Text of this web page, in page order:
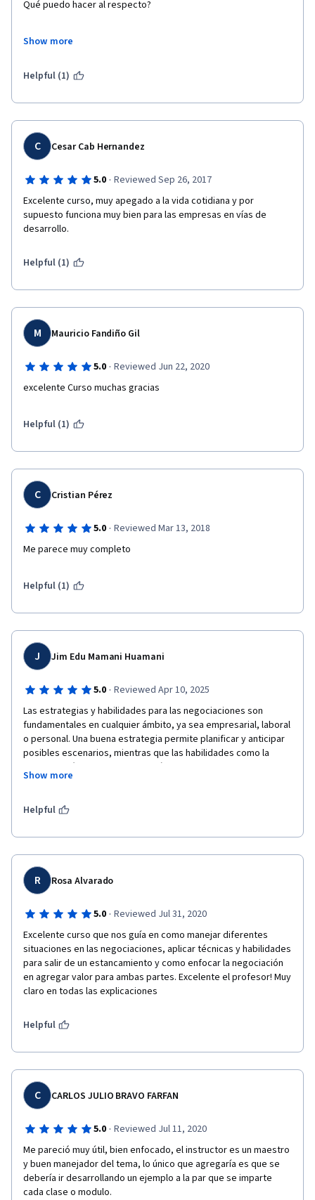
Qué puedo hacer al respecto?
Show more
Helpful (1)
C Cesar Cab Hernandez
5.0 · Reviewed Sep 26, 2017
Excelente curso, muy apegado a la vida cotidiana y por
supuesto funciona muy bien para las empresas en vías de
desarrollo.
Helpful (1)
M Mauricio Fandiño Gil
5.0 · Reviewed Jun 22, 2020
excelente Curso muchas gracias
Helpful (1)
C Cristian Pérez
5.0 · Reviewed Mar 13, 2018
Me parece muy completo
Helpful (1)
J Jim Edu Mamani Huamani
5.0 · Reviewed Apr 10, 2025
Las estrategias y habilidades para las negociaciones son
fundamentales en cualquier ámbito, ya sea empresarial, laboral
o personal. Una buena estrategia permite planificar y anticipar
posibles escenarios, mientras que las habilidades como la
comunicación efectiva, la empatía, la escucha activa y la
capacidad de persuasión son claves para construir acuerdos
Show more
Helpful
R Rosa Alvarado
5.0 · Reviewed Jul 31, 2020
Excelente curso que nos guía en como manejar diferentes
situaciones en las negociaciones, aplicar técnicas y habilidades
para salir de un estancamiento y como enfocar la negociación
en agregar valor para ambas partes. Excelente el profesor! Muy
claro en todas las explicaciones
Helpful
C CARLOS JULIO BRAVO FARFAN
5.0 · Reviewed Jul 11, 2020
Me pareció muy útil, bien enfocado, el instructor es un maestro
y buen manejador del tema, lo único que agregaría es que se
debería ir desarrollando un ejemplo a la par que se imparte
cada clase o modulo.